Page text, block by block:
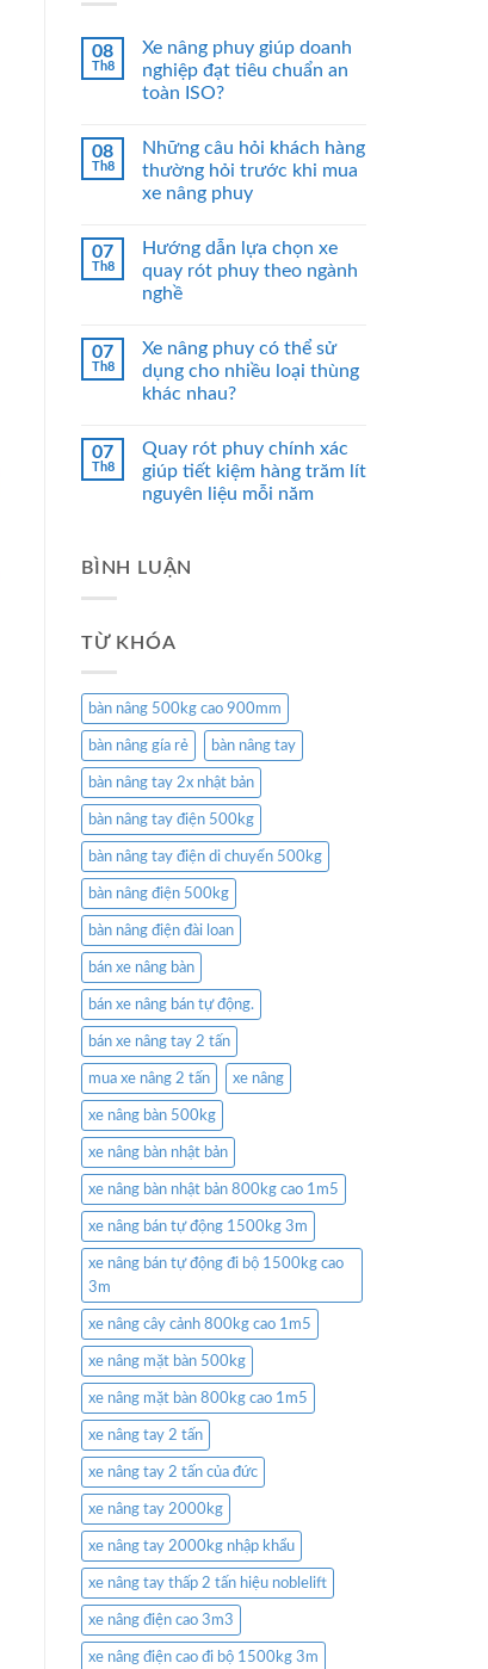
08
Th8
Xe nâng phuy giúp doanh
nghiệp đạt tiêu chuẩn an
toàn ISO?
08
Th8
Những câu hỏi khách hàng
thường hỏi trước khi mua
xe nâng phuy
07
Th8
Hướng dẫn lựa chọn xe
quay rót phuy theo ngành
nghề
07
Th8
Xe nâng phuy có thể sử
dụng cho nhiều loại thùng
khác nhau?
07
Th8
Quay rót phuy chính xác
giúp tiết kiệm hàng trăm lít
nguyên liệu mỗi năm
BÌNH LUẬN
TỪ KHÓA
bàn nâng 500kg cao 900mm
bàn nâng gía rẻ bàn nâng tay
bàn nâng tay 2x nhật bản
bàn nâng tay điện 500kg
bàn nâng tay điện di chuyển 500kg
bàn nâng điện 500kg
bàn nâng điện đài loan
bán xe nâng bàn
bán xe nâng bán tự động.
bán xe nâng tay 2 tấn
mua xe nâng 2 tấn xe nâng
xe nâng bàn 500kg
xe nâng bàn nhật bản
xe nâng bàn nhật bản 800kg cao 1m5
xe nâng bán tự động 1500kg 3m
xe nâng bán tự động đi bộ 1500kg cao
3m
xe nâng cây cảnh 800kg cao 1m5
xe nâng mặt bàn 500kg
xe nâng mặt bàn 800kg cao 1m5
xe nâng tay 2 tấn
xe nâng tay 2 tấn của đức
xe nâng tay 2000kg
xe nâng tay 2000kg nhập khẩu
xe nâng tay thấp 2 tấn hiệu noblelift
xe nâng điện cao 3m3
xe nâng điện cao đi bộ 1500kg 3m